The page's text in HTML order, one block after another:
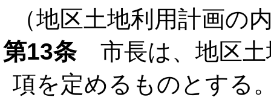
（地区土地利用計画の
第13条市長は、地区土
項を定めるものとする